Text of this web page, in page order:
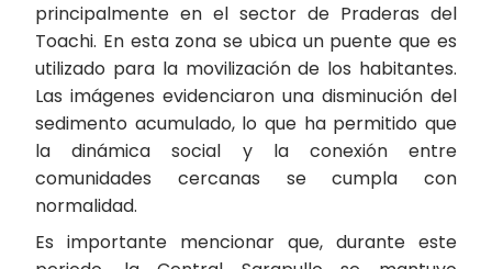
principalmente en el sector de Praderas del
Toachi. En esta zona se ubica un puente que es
utilizado para la movilización de los habitantes.
Las imágenes evidenciaron una disminución del
sedimento acumulado, lo que ha permitido que
la dinámica social y la conexión entre
comunidades cercanas se cumpla con
normalidad.
Es importante mencionar que, durante este